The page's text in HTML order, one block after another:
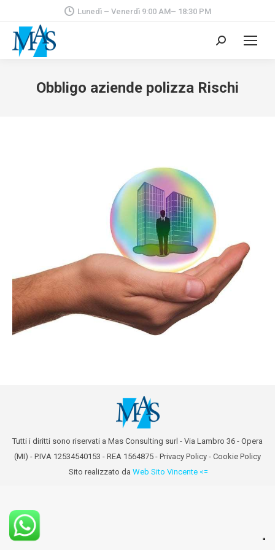
Lunedì – Venerdì 9:00 AM– 18:30 PM
Cerca:
Obbligo aziende polizza Rischi
Tutti i diritti sono riservati a Mas Consulting surl - Via Lambro 36 - Opera
(MI) - P.IVA 12534540153 - REA 1564875 - Privacy Policy - Cookie Policy
Sito realizzato da Web Sito Vincente <=